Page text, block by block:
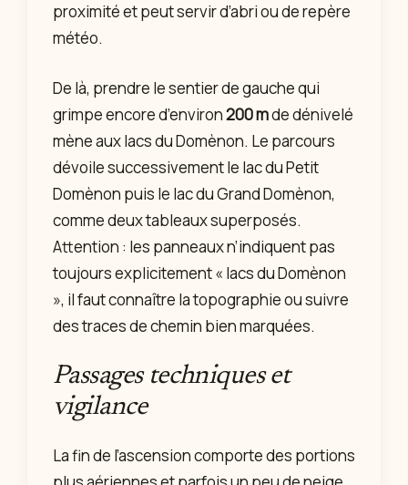
proximité et peut servir d’abri ou de repère
météo.
De là, prendre le sentier de gauche qui
grimpe encore d’environ200 mde dénivelé
mène aux lacs du Domènon. Le parcours
dévoile successivement le lac du Petit
Domènon puis le lac du Grand Domènon,
comme deux tableaux superposés.
Attention : les panneaux n’indiquent pas
toujours explicitement « lacs du Domènon
», il faut connaître la topographie ou suivre
des traces de chemin bien marquées.
Passages techniques et
vigilance
La fin de l’ascension comporte des portions